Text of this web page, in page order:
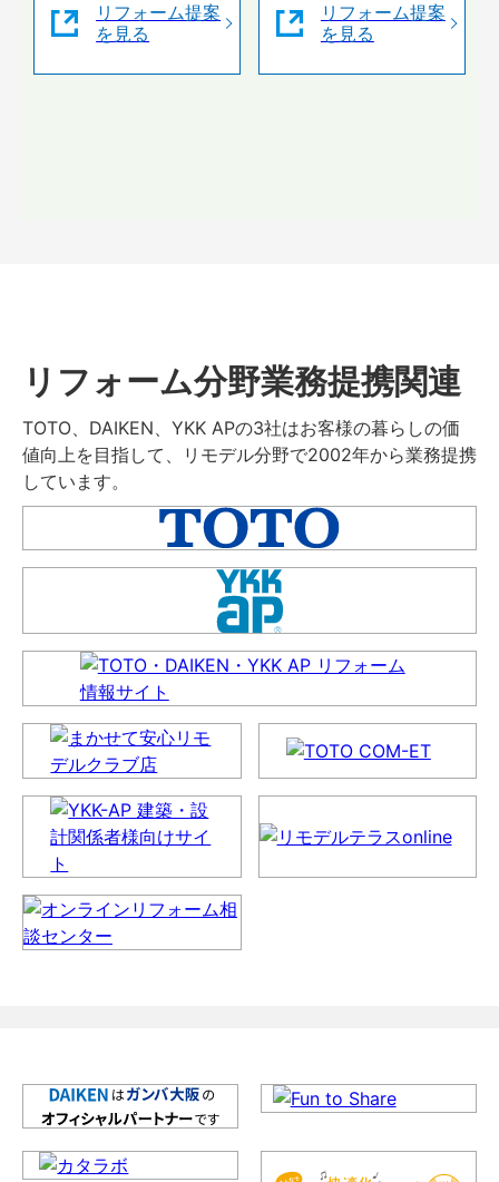
リフォーム提案
を見る
リフォーム提案
を見る
リフォーム分野業務提携関連
TOTO、DAIKEN、YKK APの3社はお客様の暮らしの価
値向上を目指して、リモデル分野で2002年から業務提携
しています。